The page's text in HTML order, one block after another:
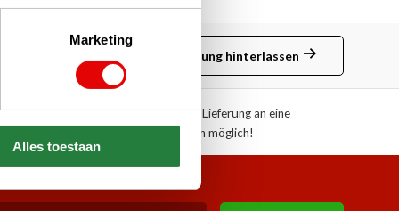
Marketing
Alles toestaan
Bewertung hinterlassen
Abholung oder Lieferung an eine
Paketstation möglich!